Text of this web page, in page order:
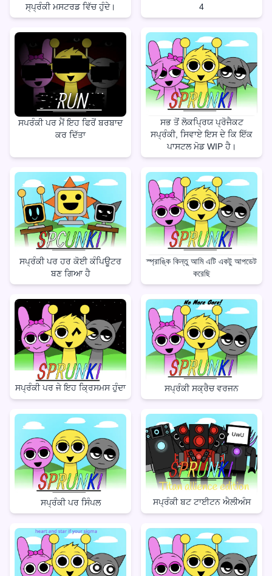
ਸ੍ਪ੍ਰੰਕੀ ਮਸਟਰਡ ਵਿੱਚ ਹੁੰਦੇ।
4
ਸਪਰੰਕੀ ਪਰ ਮੈਂ ਇਹ ਫਿਰੋਂ ਬਰਬਾਦ
ਕਰ ਦਿੱਤਾ
ਸਭ ਤੋਂ ਲੋਕਪ੍ਰਿਯ ਪ੍ਰੋਜੈਕਟ
ਸਪ੍ਰੰਕੀ, ਸਿਵਾਏ ਇਸ ਦੇ ਕਿ ਇੱਕ
ਪਾਸਟਲ ਮੋਡ WIP ਹੈ।
ਸਪ੍ਰੰਕੀ ਪਰ ਹਰ ਕੋਈ ਕੰਪਿਊਟਰ
ਬਣ ਗਿਆ ਹੈ
স্প্রাঙ্কি কিন্তু আমি এটি একটু আপডেট
করেছি
ਸਪ੍ਰੰਕੀ ਪਰ ਜੇ ਇਹ ਕ੍ਰਿਸਮਸ ਹੁੰਦਾ ਸਪ੍ਰੰਕੀ ਸਕ੍ਰੈਚ ਵਰਜਨ
ਸਪ੍ਰੰਕੀ ਪਰ ਸਿੰਪਲ ਸਪ੍ਰੰਕੀ ਬਟ ਟਾਈਟਨ ਐਲੀਅੰਸ